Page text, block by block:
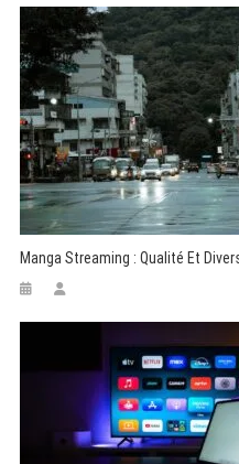
Manga Streaming : Qualité Et